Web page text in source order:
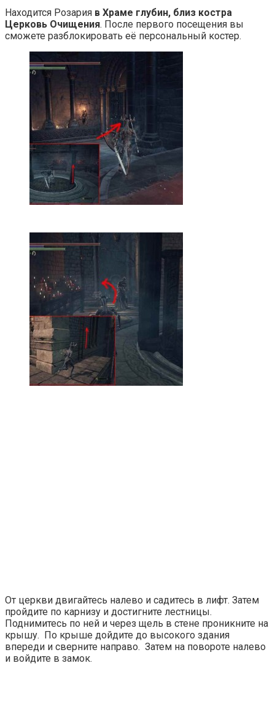
Находится Розария в Храме глубин, близ костра
Церковь Очищения. После первого посещения вы
сможете разблокировать её персональный костер.
От церкви двигайтесь налево и садитесь в лифт. Затем
пройдите по карнизу и достигните лестницы.
Поднимитесь по ней и через щель в стене проникните на
крышу. По крыше дойдите до высокого здания
впереди и сверните направо. Затем на повороте налево
и войдите в замок.